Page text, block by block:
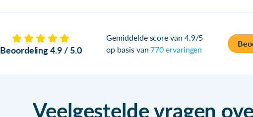
Beoordeling 4.9 / 5.0
Gemiddelde score van 4.9/5
op basis van770 ervaringen
Veelgestelde vragen